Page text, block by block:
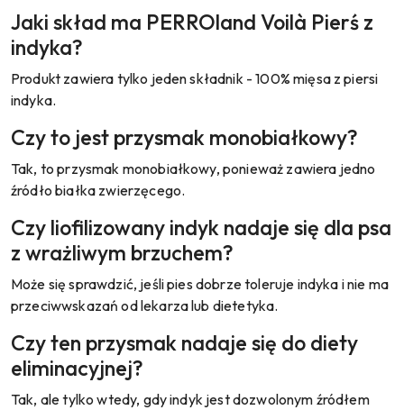
Jaki skład ma PERROland Voilà Pierś z
indyka?
Produkt zawiera tylko jeden składnik - 100% mięsa z piersi
indyka.
Czy to jest przysmak monobiałkowy?
Tak, to przysmak monobiałkowy, ponieważ zawiera jedno
źródło białka zwierzęcego.
Czy liofilizowany indyk nadaje się dla psa
z wrażliwym brzuchem?
Może się sprawdzić, jeśli pies dobrze toleruje indyka i nie ma
przeciwwskazań od lekarza lub dietetyka.
Czy ten przysmak nadaje się do diety
eliminacyjnej?
Tak, ale tylko wtedy, gdy indyk jest dozwolonym źródłem